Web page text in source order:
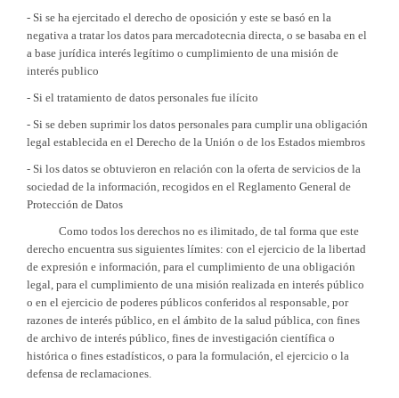
- Si se ha ejercitado el derecho de oposición y este se basó en la
negativa a tratar los datos para mercadotecnia directa, o se basaba en el
a base jurídica interés legítimo o cumplimiento de una misión de
interés publico
- Si el tratamiento de datos personales fue ilícito
- Si se deben suprimir los datos personales para cumplir una obligación
legal establecida en el Derecho de la Unión o de los Estados miembros
- Si los datos se obtuvieron en relación con la oferta de servicios de la
sociedad de la información, recogidos en el Reglamento General de
Protección de Datos
Como todos los derechos no es ilimitado, de tal forma que este
derecho encuentra sus siguientes límites: con el ejercicio de la libertad
de expresión e información, para el cumplimiento de una obligación
legal, para el cumplimiento de una misión realizada en interés público
o en el ejercicio de poderes públicos conferidos al responsable, por
razones de interés público, en el ámbito de la salud pública, con fines
de archivo de interés público, fines de investigación científica o
histórica o fines estadísticos, o para la formulación, el ejercicio o la
defensa de reclamaciones.